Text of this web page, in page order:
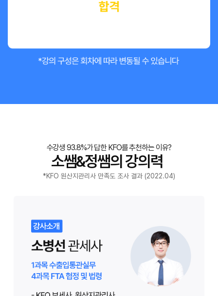
수강생 93.8%가 답한 KFO를 추천하는 이유?
소쌤&정쌤의 강의력
*KFO 원산지관리사 만족도 조사 결과 (2022.04)